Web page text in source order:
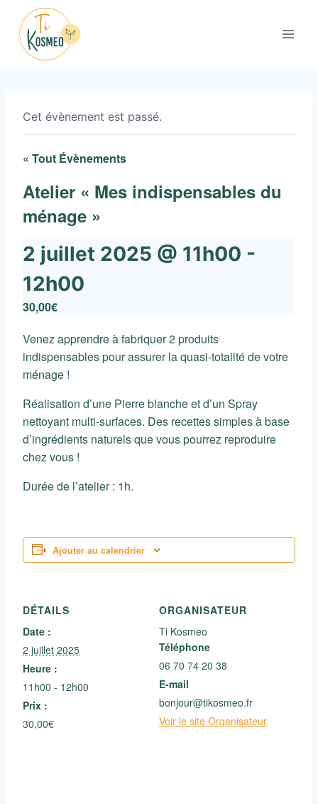
contenu
Cet évènement est passé.
« Tout Évènements
Atelier « Mes indispensables du
ménage »
2 juillet 2025 @ 11h00 -
12h00
30,00€
Venez apprendre à fabriquer 2 produits
indispensables pour assurer la quasi-totalité de votre
ménage !
Réalisation d’une Pierre blanche et d’un Spray
nettoyant multi-surfaces. Des recettes simples à base
d’ingrédients naturels que vous pourrez reproduire
chez vous !
Durée de l’atelier : 1h.
Ajouter au calendrier
DÉTAILS
Date :
2 juillet 2025
Heure :
11h00 - 12h00
Prix :
30,00€
ORGANISATEUR
Ti Kosmeo
Téléphone
06 70 74 20 38
E-mail
bonjour@tikosmeo.fr
Voir le site Organisateur